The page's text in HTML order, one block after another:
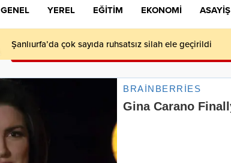
GENEL YEREL EĞİTİM EKONOMİ ASAYİŞ
Şanlıurfa’da çok sayıda ruhsatsız silah ele geçirildi